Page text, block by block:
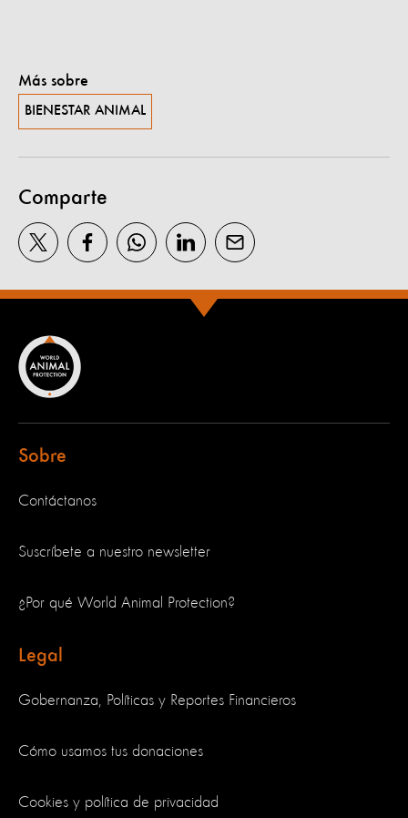
Más sobre
BIENESTAR ANIMAL
Comparte
Sobre
Contáctanos
Suscríbete a nuestro newsletter
¿Por qué World Animal Protection?
Legal
Gobernanza, Políticas y Reportes Financieros
Cómo usamos tus donaciones
Cookies y política de privacidad